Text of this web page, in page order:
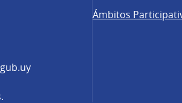
(Abrir en una pestaña nueva)
Ámbitos